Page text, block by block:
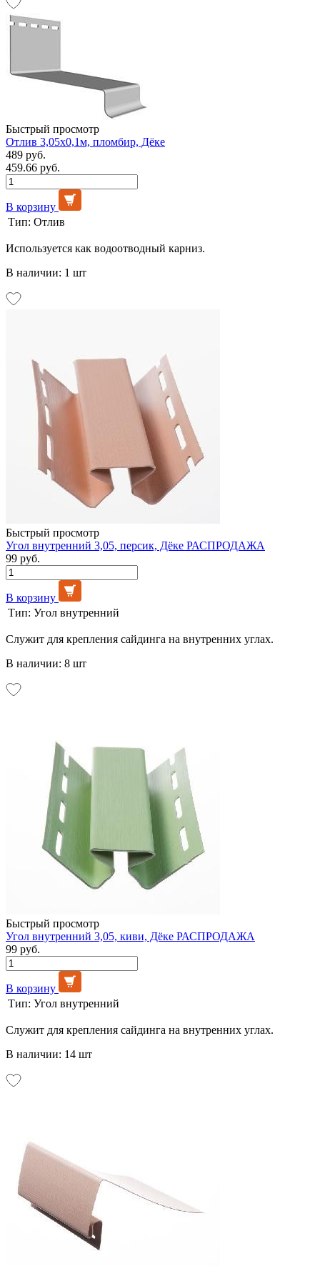
Быстрый просмотр
Отлив 3,05х0,1м, пломбир, Дёке
489 руб.
459.66 руб.
В корзину
Тип: Отлив
Используется как водоотводный карниз.
В наличии: 1 шт
Быстрый просмотр
Угол внутренний 3,05, персик, Дёке РАСПРОДАЖА
99 руб.
В корзину
Тип: Угол внутренний
Служит для крепления сайдинга на внутренних углах.
В наличии: 8 шт
Быстрый просмотр
Угол внутренний 3,05, киви, Дёке РАСПРОДАЖА
99 руб.
В корзину
Тип: Угол внутренний
Служит для крепления сайдинга на внутренних углах.
В наличии: 14 шт